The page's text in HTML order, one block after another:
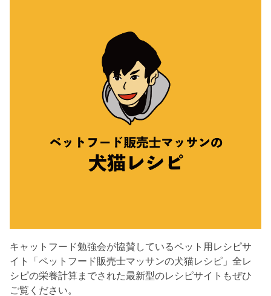
キャットフード勉強会が協賛しているペット用レシピサ
イト「ペットフード販売士マッサンの犬猫レシピ」全レ
シピの栄養計算までされた最新型のレシピサイトもぜひ
ご覧ください。